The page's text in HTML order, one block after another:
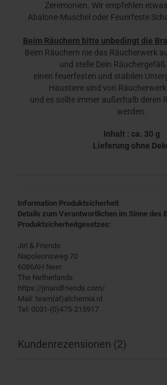
Zeremonien. Wir empfehlen
Abalone-Muschel oder Feuerfeste
Beim Räuchern bitte unbedingt die
Beim Räuchern nie das Räucherwerk
und stelle Dein
einen feuerfesten und stabilen
Haustiere sind von
und es sollte immer außerhalb deren
werden.
Inhalt : ca. 30 g
Lieferung ohne
Information Produktsicherheit
Details zum Verantwortlichen im Sinne des
Produktsicherheitgesetzes:
Jiri & Friends
Napoleonsweg 70
6086AH Neer
The Netherlands
https://jiriandfriends.com/
Mail: team(at)alchemia.nl
Tel: 0031-(0)475-215917
Kundenrezensionen (2)